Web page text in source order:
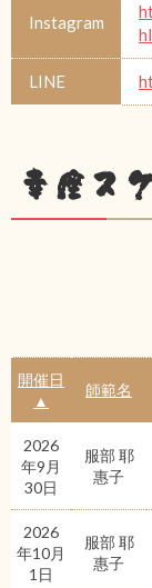
Instagram
LINE
幸座ス
開催日
▲
師範名
2026
年9月
30日
服部 耶
惠子
2026
年10月
1日
服部 耶
惠子